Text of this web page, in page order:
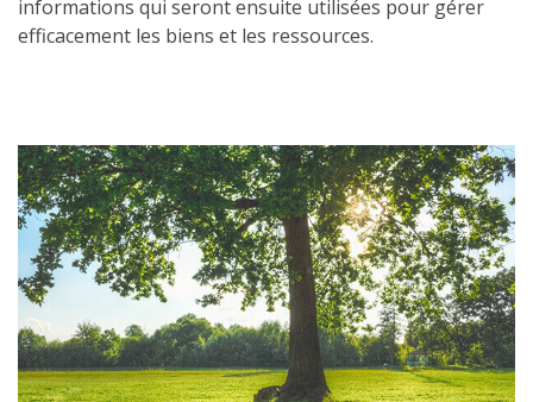
informations qui seront ensuite utilisées pour gérer
efficacement les biens et les ressources.